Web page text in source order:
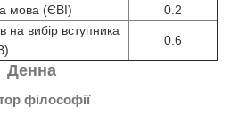
мова (ЄВІ)
0.2
на вибір вступника
0.6
Денна
філософії